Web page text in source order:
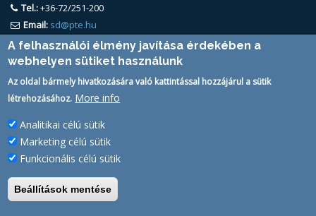
Tel.:+36-72/251-200
Email: sd@pte.hu
FELHASZNÁLÓ
PTE Login
A felhasználói élmény javítása érdekében a
webhelyen sütiket használunk
Az oldal bármely hivatkozására való kattintással hozzájárul a sütik
létrehozásához. More info
Analitikai célú sütik
Marketing célú sütik
Funkcionális célú sütik
Beállítások mentése